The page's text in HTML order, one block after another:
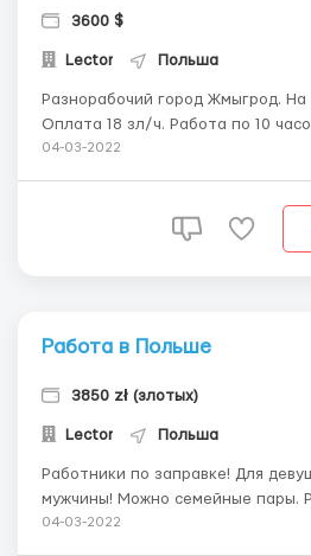
3600 $
Lector Польша
Разнорабочий город Жмыгрод. На
Оплата 18 зл/ч. Работа по 10 часов, 5 дней в неделю.
Жилье предоставляется. 250зл за
04-03-2022
Работа в Польше
3850 zł (злотых)
Lector Польша
Работники по заправке! Для девушек и
мужчины! Можно семейные пары. Работа в окрестностях
Быдгоща (Ковалево поморское). График по 12 час.
04-03-2022